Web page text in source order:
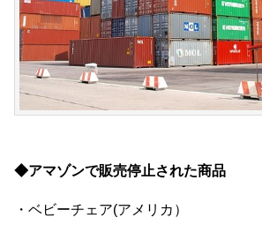
◆アマゾンで販売停止された商品
・ベビーチェア(アメリカ）